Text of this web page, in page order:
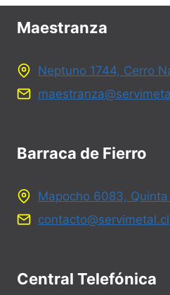
Maestranza
Neptuno 1744, Cerro
Barraca de Fierro
Mapocho 6083,
contacto@servimetal.cl
Central Telefónica